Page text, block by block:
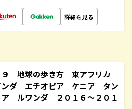
詳細を見る
９ 地球の歩き方 東アフリカ
ンダ エチオピア ケニア タン
ア ルワンダ ２０１６～２０１